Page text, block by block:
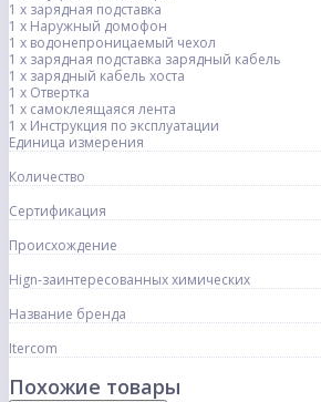
1 х зарядная подставка
1 х Наружный домофон
1 х водонепроницаемый чехол
1 х зарядная подставка зарядный кабель
1 х зарядный кабель хоста
1 х Отвертка
1 х самоклеящаяся лента
1 х Инструкция по эксплуатации
Единица измерения
Количество
Сертификация
Происхождение
Hign-заинтересованных химических
Название бренда
Itercom
Похожие товары